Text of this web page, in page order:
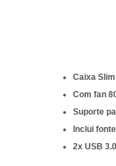
Caixa
Com fan
Suporte
Inclui
2x USB